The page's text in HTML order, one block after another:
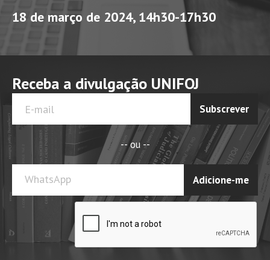
18 de março de 2024, 14h30-17h30
Receba a divulgação UNIFOJ
Subscrever
-- ou --
WhatsApp Adicione-me